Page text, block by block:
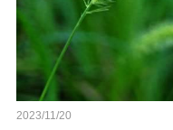
2023/11/20